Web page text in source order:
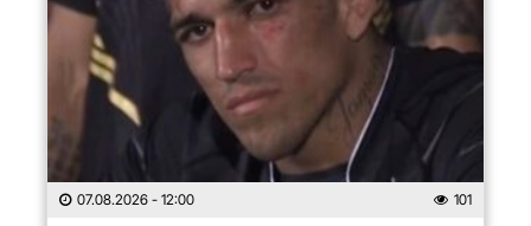
07.08.2026 - 12:00 101